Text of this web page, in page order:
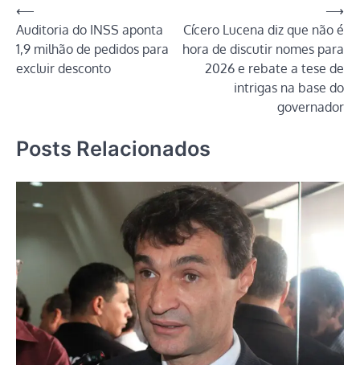
Navegação
de
Post
⟵
Auditoria do INSS aponta
1,9 milhão de pedidos para
excluir desconto
Cícero Lucena diz que não é
hora de discutir nomes para
2026 e rebate a tese de
intrigas na base do
governador
⟶
Posts Relacionados